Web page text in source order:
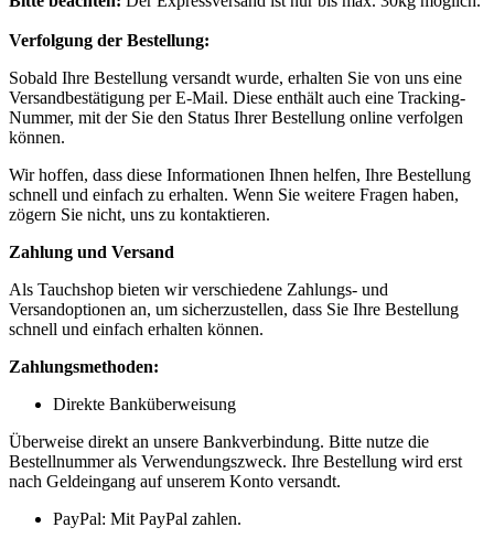
Verfolgung der Bestellung:
Sobald Ihre Bestellung versandt wurde, erhalten Sie von uns eine
Versandbestätigung per E-Mail. Diese enthält auch eine Tracking-
Nummer, mit der Sie den Status Ihrer Bestellung online verfolgen
können.
Wir hoffen, dass diese Informationen Ihnen helfen, Ihre Bestellung
schnell und einfach zu erhalten. Wenn Sie weitere Fragen haben,
zögern Sie nicht, uns zu kontaktieren.
Zahlung und Versand
Als Tauchshop bieten wir verschiedene Zahlungs- und
Versandoptionen an, um sicherzustellen, dass Sie Ihre Bestellung
schnell und einfach erhalten können.
Zahlungsmethoden:
Direkte Banküberweisung
Überweise direkt an unsere Bankverbindung. Bitte nutze die
Bestellnummer als Verwendungszweck. Ihre Bestellung wird erst
nach Geldeingang auf unserem Konto versandt.
PayPal: Mit PayPal zahlen.